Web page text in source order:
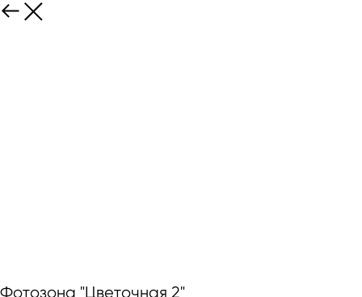
Фотозона "Цветочная 2"